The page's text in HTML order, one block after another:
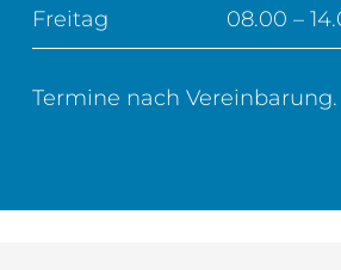
Freitag 08.00 –
Termine nach Vereinbarung.